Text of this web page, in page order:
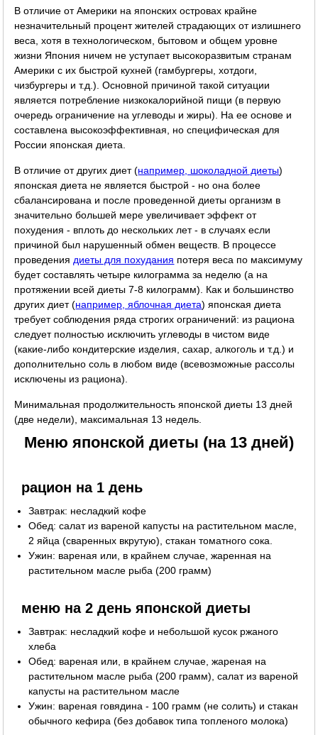
В отличие от Америки на японских островах крайне
незначительный процент жителей страдающих от излишнего
веса, хотя в технологическом, бытовом и общем уровне
жизни Япония ничем не уступает высокоразвитым странам
Америки с их быстрой кухней (гамбургеры, хотдоги,
чизбургеры и т.д.). Основной причиной такой ситуации
является потребление низкокалорийной пищи (в первую
очередь ограничение на углеводы и жиры). На ее основе и
составлена высокоэффективная, но специфическая для
России японская диета.
В отличие от других диет (например, шоколадной диеты)
японская диета не является быстрой - но она более
сбалансирована и после проведенной диеты организм в
значительно большей мере увеличивает эффект от
похудения - вплоть до нескольких лет - в случаях если
причиной был нарушенный обмен веществ. В процессе
проведения диеты для похудания потеря веса по максимуму
будет составлять четыре килограмма за неделю (а на
протяжении всей диеты 7-8 килограмм). Как и большинство
других диет (например, яблочная диета) японская диета
требует соблюдения ряда строгих ограничений: из рациона
следует полностью исключить углеводы в чистом виде
(какие-либо кондитерские изделия, сахар, алкоголь и т.д.) и
дополнительно соль в любом виде (всевозможные рассолы
исключены из рациона).
Минимальная продолжительность японской диеты 13 дней
(две недели), максимальная 13 недель.
Меню японской диеты (на 13 дней)
рацион на 1 день
Завтрак: несладкий кофе
Обед: салат из вареной капусты на растительном масле,
2 яйца (сваренных вкрутую), стакан томатного сока.
Ужин: вареная или, в крайнем случае, жаренная на
растительном масле рыба (200 грамм)
меню на 2 день японской диеты
Завтрак: несладкий кофе и небольшой кусок ржаного
хлеба
Обед: вареная или, в крайнем случае, жареная на
растительном масле рыба (200 грамм), салат из вареной
капусты на растительном масле
Ужин: вареная говядина - 100 грамм (не солить) и стакан
обычного кефира (без добавок типа топленого молока)